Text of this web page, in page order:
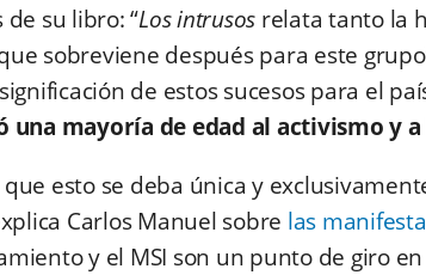
su libro: “Los intrusos relata tanto la
sobreviene después para este
de estos sucesos para el
una mayoría de edad al activismo y
esto se deba única y
Carlos Manuel sobre las
y el MSI son un punto de giro